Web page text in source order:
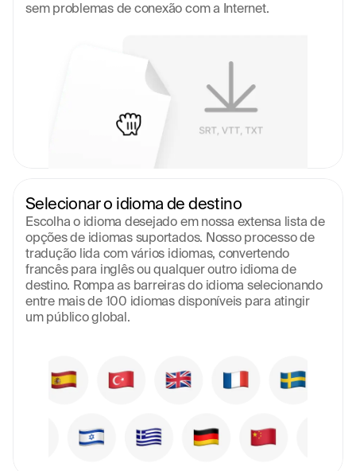
sem problemas de conexão com a Internet.
Selecionar o idioma de destino
Escolha o idioma desejado em nossa extensa lista de
opções de idiomas suportados. Nosso processo de
tradução lida com vários idiomas, convertendo
francês para inglês ou qualquer outro idioma de
destino. Rompa as barreiras do idioma selecionando
entre mais de 100 idiomas disponíveis para atingir
um público global.